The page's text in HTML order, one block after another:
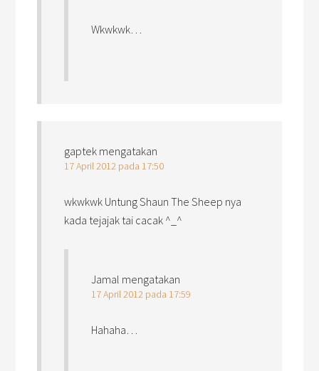
Wkwkwk…
gaptek mengatakan
17 April 2012 pada 17:50
wkwkwk Untung Shaun The Sheep nya
kada tejajak tai cacak ^_^
Jamal mengatakan
17 April 2012 pada 17:59
Hahaha…